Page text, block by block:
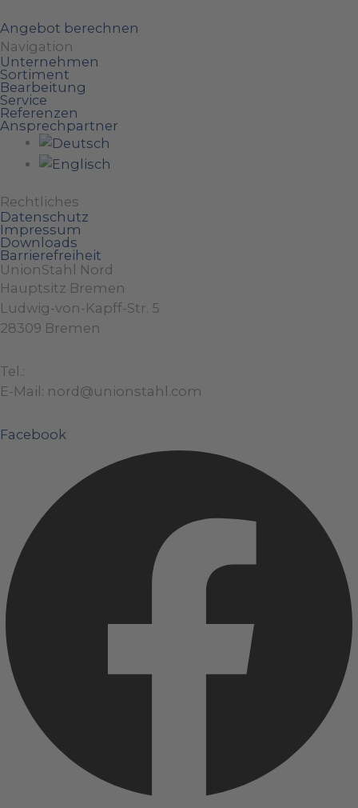
Angebot berechnen
Navigation
Unternehmen
Sortiment
Bearbeitung
Service
Referenzen
Ansprechpartner
Rechtliches
Datenschutz
Impressum
Downloads
Barrierefreiheit
UnionStahl Nord
Hauptsitz Bremen
Ludwig-von-Kapff-Str. 5
28309 Bremen
Tel.:
E-Mail: nord@unionstahl.com
Facebook